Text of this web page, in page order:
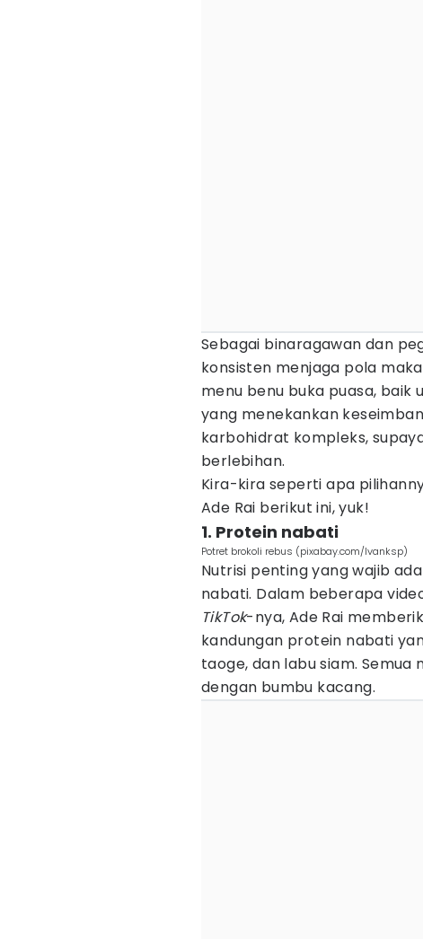
Sebagai binaragawan dan
konsisten menjaga pola
menu benu buka puasa, baik
yang menekankan
karbohidrat kompleks,
berlebihan.
Kira-kira seperti apa
Ade Rai berikut ini, yuk!
1. Protein nabati
Potret brokoli rebus (pixabay.com/Ivanksp)
Nutrisi penting yang wajib
nabati. Dalam beberapa
TikTok-nya, Ade Rai
kandungan protein nabati
taoge, dan labu siam. Semua
dengan bumbu kacang.